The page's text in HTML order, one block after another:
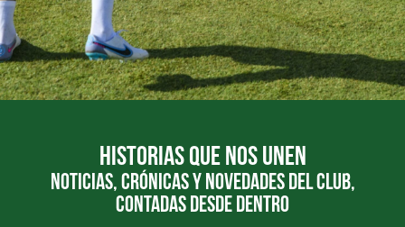
Historias que nos unen
Noticias, crónicas y novedades del club,
contadas desde dentro